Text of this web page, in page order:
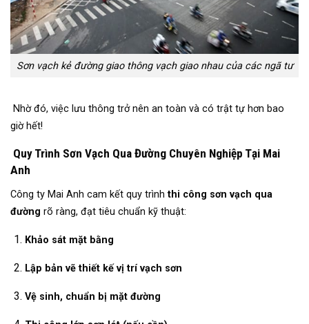
Sơn vạch kẻ đường giao thông vạch giao nhau của các ngã tư
Nhờ đó, việc lưu thông trở nên an toàn và có trật tự hơn bao
giờ hết!
Quy Trình Sơn Vạch Qua Đường Chuyên Nghiệp Tại Mai
Anh
Công ty Mai Anh cam kết quy trìnhthi công sơn vạch qua
đường rõ ràng, đạt tiêu chuẩn kỹ thuật:
Khảo sát mặt bằng
Lập bản vẽ thiết kế vị trí vạch sơn
Vệ sinh, chuẩn bị mặt đường